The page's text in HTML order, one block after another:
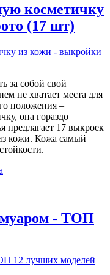
косметичку
(17 шт)
за собой свой
не хватает места для
положения –
она гораздо
предлагает 17 выкроек
кожи. Кожа самый
- ТОП